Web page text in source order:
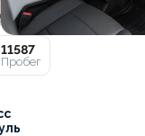
11587
Пробег